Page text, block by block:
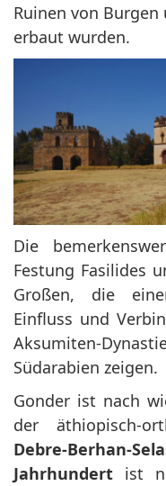
Ruinen von Burgen
erbaut wurden.
Die
Festung Fasilides
Großen, die
Einfluss und
Aksumiten-
Südarabien zeigen.
Gonder ist nach
der äthiopisch-
Debre-Berhan-
Jahrhundert ist